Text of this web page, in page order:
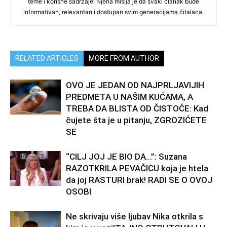
informativan, relevantan i dostupan svim generacijama čitalaca.
RELATED ARTICLES MORE FROM AUTHOR
OVO JE JEDAN OD NAJPRLJAVIJIH
PREDMETA U NAŠIM KUĆAMA, A
TREBA DA BLISTA OD ČISTOĆE: Kad
čujete šta je u pitanju, ZGROZIĆETE
SE
“CILJ JOJ JE BIO DA…”: Suzana
RAZOTKRILA PEVAČICU koja je htela
da joj RASTURI brak! RADI SE O OVOJ
OSOBI
Ne skrivaju više ljubav Nika otkrila s